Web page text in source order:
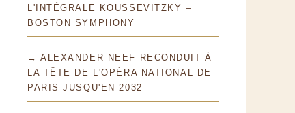
L'INTÉGRALE KOUSSEVITZKY –
BOSTON SYMPHONY
→ ALEXANDER NEEF RECONDUIT À
LA TÊTE DE L'OPÉRA NATIONAL DE
PARIS JUSQU'EN 2032